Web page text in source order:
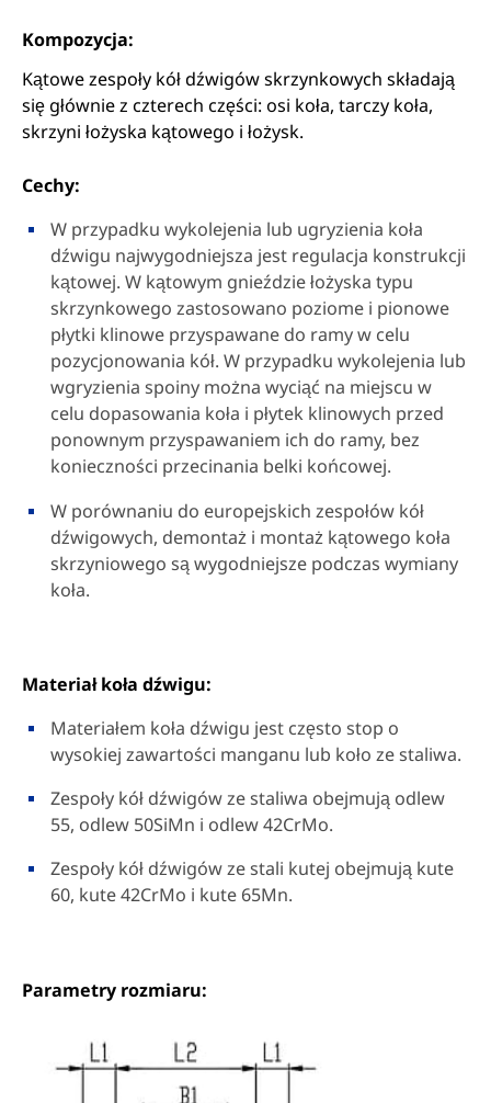
Kompozycja:
Kątowe zespoły kół dźwigów skrzynkowych składają
się głównie z czterech części: osi koła, tarczy koła,
skrzyni łożyska kątowego i łożysk.
Cechy:
W przypadku wykolejenia lub ugryzienia koła
dźwigu najwygodniejsza jest regulacja konstrukcji
kątowej. W kątowym gnieździe łożyska typu
skrzynkowego zastosowano poziome i pionowe
płytki klinowe przyspawane do ramy w celu
pozycjonowania kół. W przypadku wykolejenia lub
wgryzienia spoiny można wyciąć na miejscu w
celu dopasowania koła i płytek klinowych przed
ponownym przyspawaniem ich do ramy, bez
konieczności przecinania belki końcowej.
W porównaniu do europejskich zespołów kół
dźwigowych, demontaż i montaż kątowego koła
skrzyniowego są wygodniejsze podczas wymiany
koła.
Materiał koła dźwigu:
Materiałem koła dźwigu jest często stop o
wysokiej zawartości manganu lub koło ze staliwa.
Zespoły kół dźwigów ze staliwa obejmują odlew
55, odlew 50SiMn i odlew 42CrMo.
Zespoły kół dźwigów ze stali kutej obejmują kute
60, kute 42CrMo i kute 65Mn.
Parametry rozmiaru: